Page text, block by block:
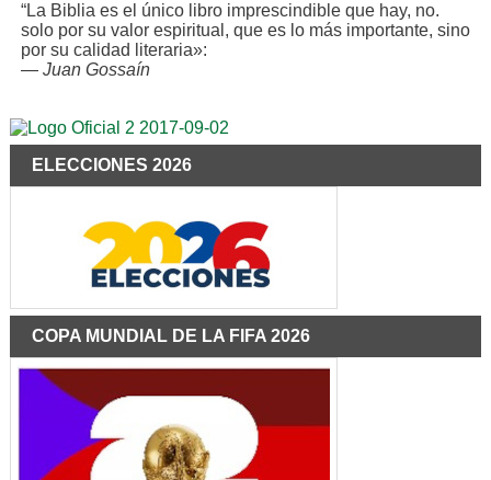
“La Biblia es el único libro imprescindible que hay, no.
solo por su valor espiritual, que es lo más importante, sino
por su calidad literaria»:
— Juan Gossaín
ELECCIONES 2026
COPA MUNDIAL DE LA FIFA 2026